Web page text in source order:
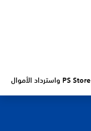
PS Store واسترداد الأموال